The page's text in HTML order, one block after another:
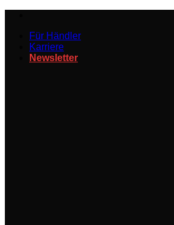
springenFür Händler
Karriere
Newsletter